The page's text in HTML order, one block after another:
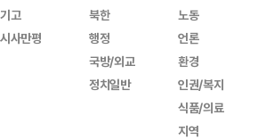
기고
시사만평
북한
행정
국방/외교
정치일반
노동
언론
환경
인권/복지
식품/의료
지역